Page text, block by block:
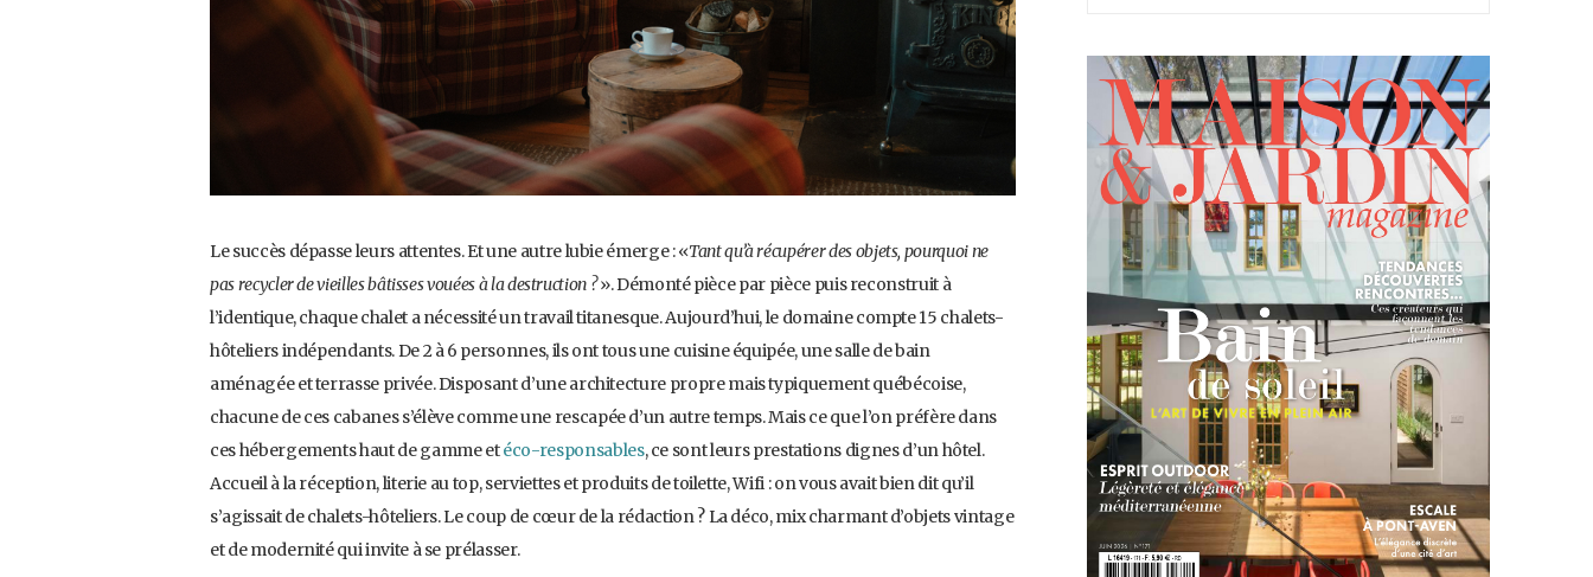
Le succès dépasse leurs attentes. Et une autre lubie émerge : «Tant qu’à récupérer des objets, pourquoi ne
pas recycler de vieilles bâtisses vouées à la destruction ?». Démonté pièce par pièce puis reconstruit à
l’identique, chaque chalet a nécessité un travail titanesque. Aujourd’hui, le domaine compte 15 chalets-
hôteliers indépendants. De 2 à 6 personnes, ils ont tous une cuisine équipée, une salle de bain
aménagée et terrasse privée. Disposant d’une architecture propre mais typiquement québécoise,
chacune de ces cabanes s’élève comme une rescapée d’un autre temps. Mais ce que l’on préfère dans
ces hébergements haut de gamme etéco-responsables, ce sont leurs prestations dignes d’un hôtel.
Accueil à la réception, literie au top, serviettes et produits de toilette, Wifi : on vous avait bien dit qu’il
s’agissait de chalets-hôteliers. Le coup de cœur de la rédaction ? La déco, mix charmant d’objets vintage
et de modernité qui invite à se prélasser.